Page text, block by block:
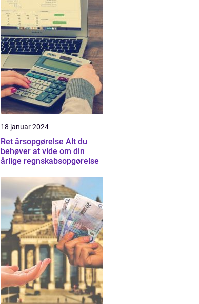
18 januar 2024
Ret årsopgørelse Alt du
behøver at vide om din
årlige regnskabsopgørelse